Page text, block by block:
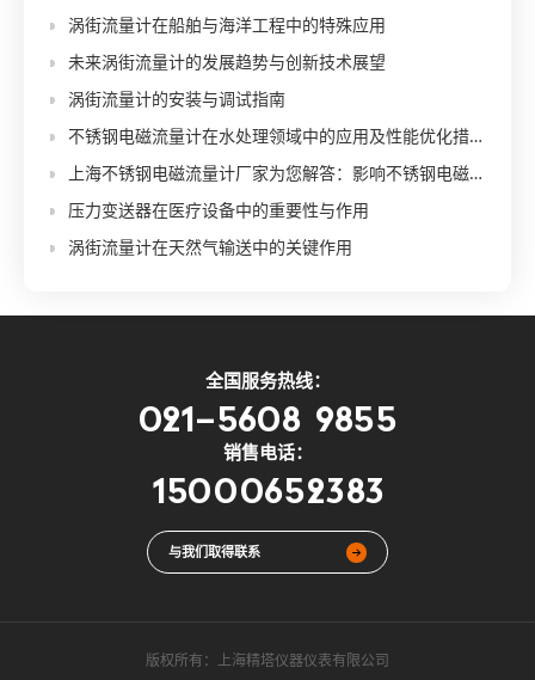
涡街流量计在船舶与海洋工程中的特殊应用
未来涡街流量计的发展趋势与创新技术展望
涡街流量计的安装与调试指南
不锈钢电磁流量计在水处理领域中的应用及性能优化措施有哪些？
上海不锈钢电磁流量计厂家为您解答：影响不锈钢电磁流量计的价格因素有哪些？
压力变送器在医疗设备中的重要性与作用
涡街流量计在天然气输送中的关键作用
全国服务热线：
021-5608 9855
销售电话：
15000652383
与我们取得联系
版权所有： 上海精塔仪器仪表有限公司